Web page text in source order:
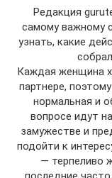
Редакция
самому важному
узнать, какие
Каждая женщина
партнере,
нормальная и
вопросе идут
замужестве и
подойти к
— терпеливо